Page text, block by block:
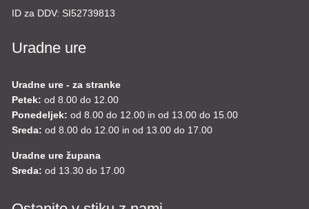
ID za DDV: SI52739813
Uradne ure
Uradne ure - za stranke
Petek: od 8.00 do 12.00
Ponedeljek: od 8.00 do 12.00 in od 13.00 do 15.00
Sreda: od 8.00 do 12.00 in od 13.00 do 17.00
Uradne ure župana
Sreda: od 13.30 do 17.00